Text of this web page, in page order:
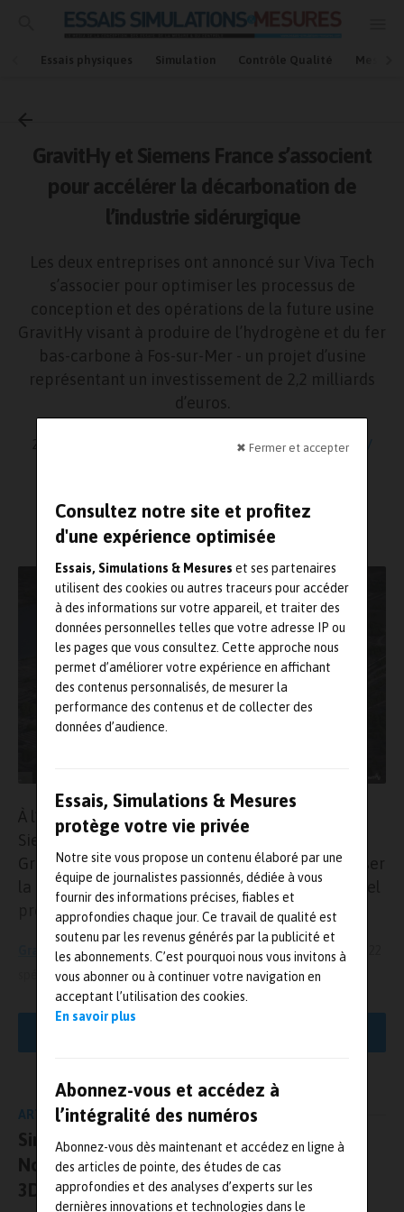
✖ Fermer et accepter
Consultez notre site et profitez
d'une expérience optimisée
Essais, Simulations & Mesures et ses partenaires
utilisent des cookies ou autres traceurs pour accéder
à des informations sur votre appareil, et traiter des
données personnelles telles que votre adresse IP ou
les pages que vous consultez. Cette approche nous
permet d’améliorer votre expérience en affichant
des contenus personnalisés, de mesurer la
performance des contenus et de collecter des
données d’audience.
Essais, Simulations & Mesures
protège votre vie privée
Notre site vous propose un contenu élaboré par une
équipe de journalistes passionnés, dédiée à vous
fournir des informations précises, fiables et
approfondies chaque jour. Ce travail de qualité est
soutenu par les revenus générés par la publicité et
les abonnements. C’est pourquoi nous vous invitons à
vous abonner ou à continuer votre navigation en
acceptant l’utilisation des cookies.
En savoir plus
Abonnez-vous et accédez à
l’intégralité des numéros
Abonnez-vous dès maintenant et accédez en ligne à
des articles de pointe, des études de cas
approfondies et des analyses d’experts sur les
dernières innovations et technologies dans le
Essais physiques Simulation Contrôle Qualité Mesures
Accueil
BE / Bureau d'étutes
GravitHy et Siemens France s’associent
pour accélérer la décarbonation de
l’industrie sidérurgique
Les deux entreprises ont annoncé sur Viva Tech
s’associer pour optimiser les processus de
conception et des opérations de la future usine
GravitHy visant à produire de l’hydrogène et du fer
bas-carbone à Fos-sur-Mer - un projet d’usine
représentant un investissement de 2,2 milliards
d’euros.
Efficacité énergétique /
À l’occasion du salon Viva Technology 2024
Siemens France et l’entreprise industrielle
GravitHy ont conclu un partenariat pour optimiser
la conception et les opérations d’un site industriel
producteur de fer décarboné à Fos-sur-Mer.
GravitHyest une entreprise industrielle française fondée en 2022
spécialisée dans la production de fer bas-carbone (DRI
Dans un contexte de demande croissante de fer, la jeune
entreprise accompagne la réduction de l’empreinte carbone des
de la demande mondiale d’énergie et de 8% des émissions de CO₂
Siemens Franceet GravitHy annoncent ainsi s’associer pour
optimiser les processus de conception et des opérations de la
future usine GravitHy visant à produire de l’hydrogène et du fer
bas-carbone à Fos-sur-Mer – un projet d’usine représentant un
investissement de 2,2 milliards d’euros.
ARTICLE PRÉCÉDENT
Simetal3D et AdditiveLab-Research :
Nouvelles Avancées et présence au salon
3DPrint 2024